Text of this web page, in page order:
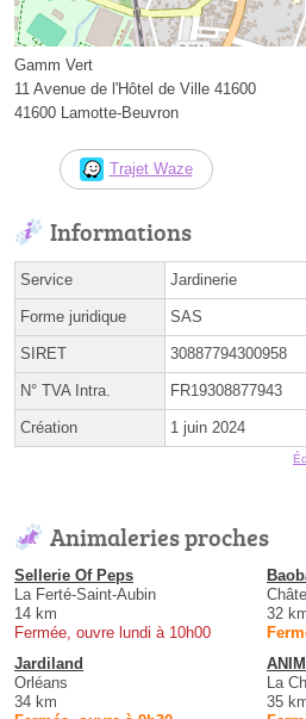
Gamm Vert
11 Avenue de l'Hôtel de Ville 41600
41600 Lamotte-Beuvron
Trajet Waze
Informations
Service Jardinerie
Forme juridique SAS
SIRET 30887794300958
N° TVA Intra. FR19308877943
Création 1 juin 2024
Animaleries proches
Sellerie Of Peps
La Ferté-Saint-Aubin
14 km
Fermée, ouvre lundi à 10h00
32
Jardiland
Orléans
34 km
La
35